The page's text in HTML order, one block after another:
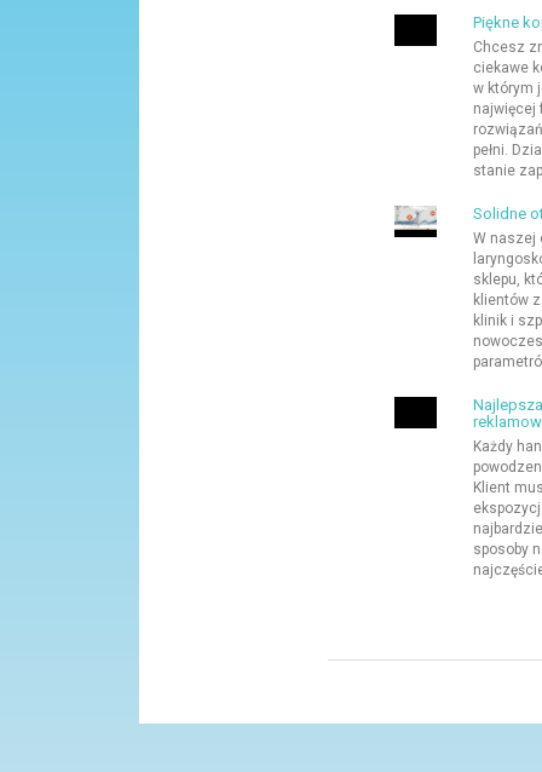
Piękne
Chcesz
ciekawe
w którym
najwięcej
pełni.
stanie
Solidne
W naszej
sklepu,
klientów
klinik i
Każdy
Klient
sposoby